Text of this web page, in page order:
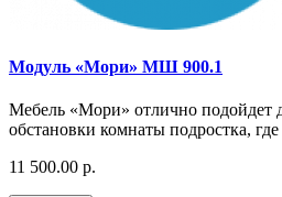
Модуль «Мори» МШ 900.1
Мебель «Мори» отлично подойдет
обстановки комнаты подростка, где
11 500.00 р.